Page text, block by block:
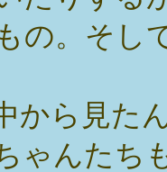
の。そし
から見た
ゃんたち